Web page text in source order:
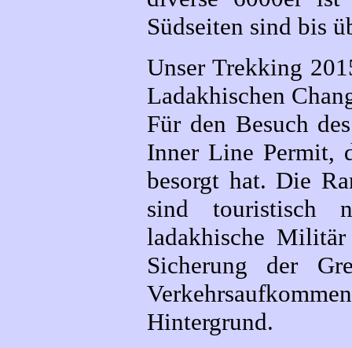
Südseiten sind bis
Unser Trekking
Ladakhischen
Für den Besuch
Inner Line Permit,
besorgt hat. Die
sind touristisch
ladakhische
Sicherung der
Hintergrund.